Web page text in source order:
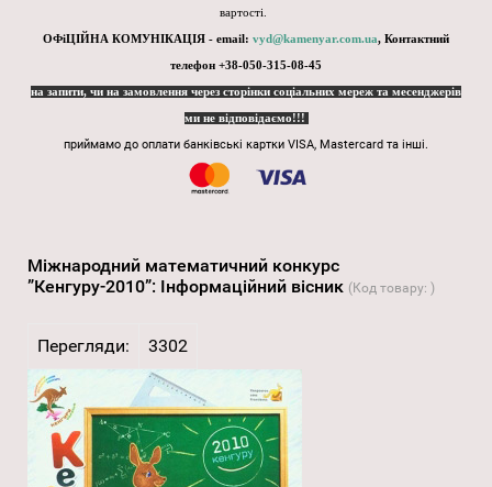
вартості.
ОФіЦІЙНА КОМУНІКАЦІЯ - email: vyd@kamenyar.com.ua, Контактний
телефон +38-050-315-08-45
на запити, чи на замовлення через сторінки соціальних мереж та месенджерів
ми не відповідаємо!!!
приймамо до оплати банківські картки VISA, Mastercard та інші.
Міжнародний математичний конкурс
”Кенгуру-2010”: Інформаційний вісник (Код товару: )
Перегляди: 3302